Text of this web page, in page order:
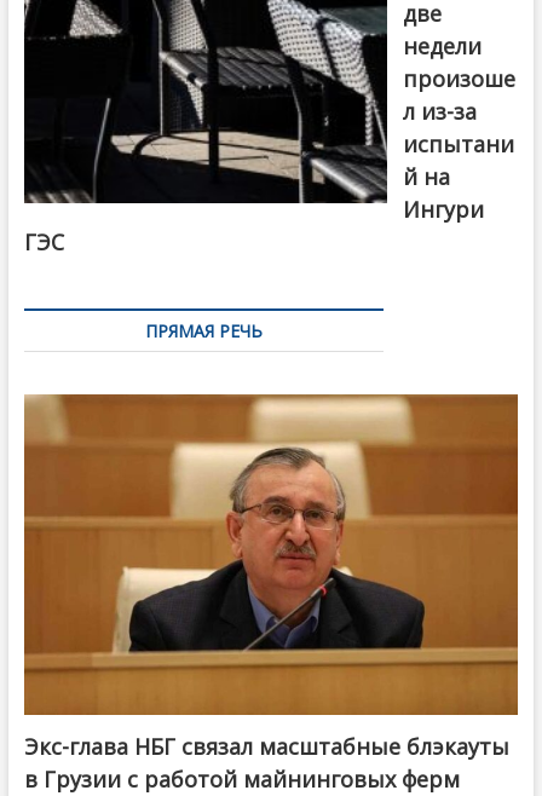
две
недели
произоше
л из-за
испытани
й на
Ингури
ГЭС
ПРЯМАЯ РЕЧЬ
Экс-глава НБГ связал масштабные блэкауты
в Грузии с работой майнинговых ферм